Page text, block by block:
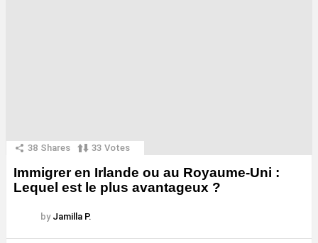
38 Shares 33 Votes
Immigrer en Irlande ou au Royaume-Uni :
Lequel est le plus avantageux ?
by Jamilla P.